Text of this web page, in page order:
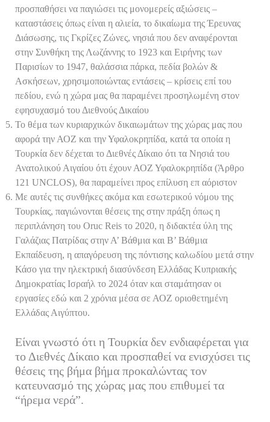
προσπαθήσει να παγιώσει τις μονομερείς αξιώσεις –
καταστάσεις όπως είναι η αλιεία, το δικαίωμα της Έρευνας
Διάσωσης, τις Γκρίζες Ζώνες, νησιά που δεν αναφέρονται
στην Συνθήκη της Λωζάννης το 1923 και Ειρήνης των
Παρισίων το 1947, θαλάσσια πάρκα, πεδία βολών &
Ασκήσεων, χρησιμοποιώντας εντάσεις – κρίσεις επί του
πεδίου, ενώ η χώρα μας θα παραμένει προσηλωμένη στον
εφησυχασμό του Διεθνούς Δικαίου
Το θέμα των κυριαρχικών δικαιωμάτων της χώρας μας που
αφορά την ΑΟΖ και την Υφαλοκρηπίδα, κατά τα οποία η
Τουρκία δεν δέχεται το Διεθνές Δίκαιο ότι τα Νησιά του
Ανατολικού Αιγαίου ότι έχουν ΑΟΖ Υφαλοκρηπίδα (Άρθρο
121 UNCLOS), θα παραμείνει προς επίλυση επ αόριστον
Με αυτές τις συνθήκες ακόμα και εσωτερικού νόμου της
Τουρκίας, παγιώνονται θέσεις της στην πράξη όπως η
περιπλάνηση του Oruc Reis το 2020, η διδακτέα ύλη της
Γαλάζιας Πατρίδας στην Α’ Βάθμια και Β’ Βάθμια
Εκπαίδευση, η απαγόρευση της πόντισης καλωδίου μετά στην
Κάσο για την ηλεκτρική διασύνδεση Ελλάδας Κυπριακής
Δημοκρατίας Ισραήλ το 2024 όταν και σταμάτησαν οι
εργασίες εδώ και 2 χρόνια μέσα σε ΑΟΖ οριοθετημένη
Ελλάδας Αιγύπτου.
Είναι γνωστό ότι η Τουρκία δεν ενδιαφέρεται για
το Διεθνές Δίκαιο και προσπαθεί να ενισχύσει τις
θέσεις της βήμα βήμα προκαλώντας τον
κατευνασμό της χώρας μας που επιθυμεί τα
“ήρεμα νερά”.